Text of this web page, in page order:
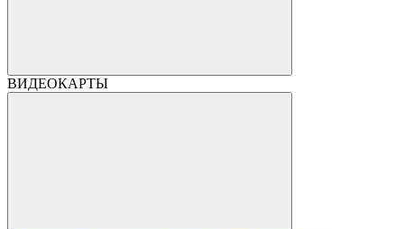
ВИДЕОКАРТЫ